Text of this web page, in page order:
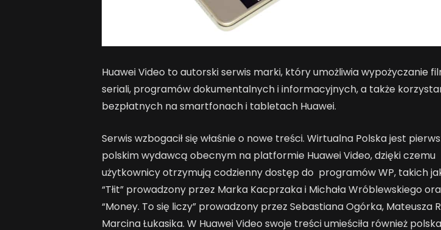
Huawei Video to autorski serwis marki, który umożliwia wypożyczanie
seriali, programów dokumentalnych i informacyjnych, a także
bezpłatnych na smartfonach i tabletach Huawei.
Serwis wzbogacił się właśnie o nowe treści. Wirtualna Polska jest
polskim wydawcą obecnym na platformie Huawei Video, dzięki czemu
użytkownicy otrzymują codzienny dostęp do programów WP, takich
“Tłit” prowadzony przez Marka Kacprzaka i Michała Wróblewskiego
“Money. To się liczy” prowadzony przez Sebastiana Ogórka, Mateusza
Marcina Łukasika. W Huawei Video swoje treści umieściła również